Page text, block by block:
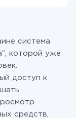
Подробнее
система
которой уже
доступ к
средств,